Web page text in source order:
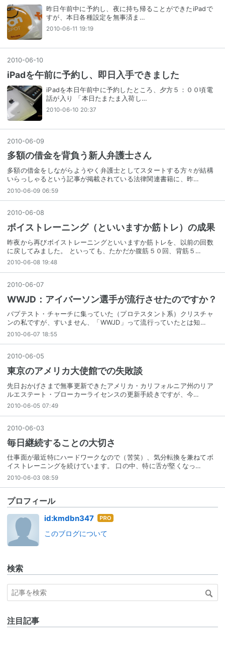
昨日午前中に予約し、夜に持ち帰ることができたiPadで
すが、本日各種設定を無事済ま…
2010-06-11 19:19
2010-06-10
iPadを午前に予約し、即日入手できました
iPadを本日午前中に予約したところ、夕方５：００頃電
話が入り 「本日たまたま入荷し…
2010-06-10 20:37
2010-06-09
多額の借金を背負う新人弁護士さん
多額の借金をしながらようやく弁護士としてスタートする方々が結構
いらっしゃるという記事が掲載されている法律関連書籍に、昨…
2010-06-09 06:59
2010-06-08
ボイストレーニング（といいますか筋トレ）の成果
昨夜から再びボイストレーニングといいますか筋トレを、以前の回数
に戻してみました。 といっても、たかだか腹筋５０回、背筋５…
2010-06-08 19:48
2010-06-07
WWJD：アイバーソン選手が流行させたのですか？
バプテスト・チャーチに集っていた（プロテスタント系）クリスチャ
ンの私ですが、すいません、「WWJD」って流行っていたとは知…
2010-06-07 18:55
2010-06-05
東京のアメリカ大使館での失敗談
先日おかげさまで無事更新できたアメリカ・カリフォルニア州のリア
ルエステート・ブローカーライセンスの更新手続きですが、今…
2010-06-05 07:49
2010-06-03
毎日継続することの大切さ
仕事面が最近特にハードワークなので（苦笑）、気分転換を兼ねてボ
イストレーニングを続けています。 口の中、特に舌が堅くなっ…
2010-06-03 08:59
プロフィール
id:kmdbn347 はて
ログ
このブログについて
検索
注目記事